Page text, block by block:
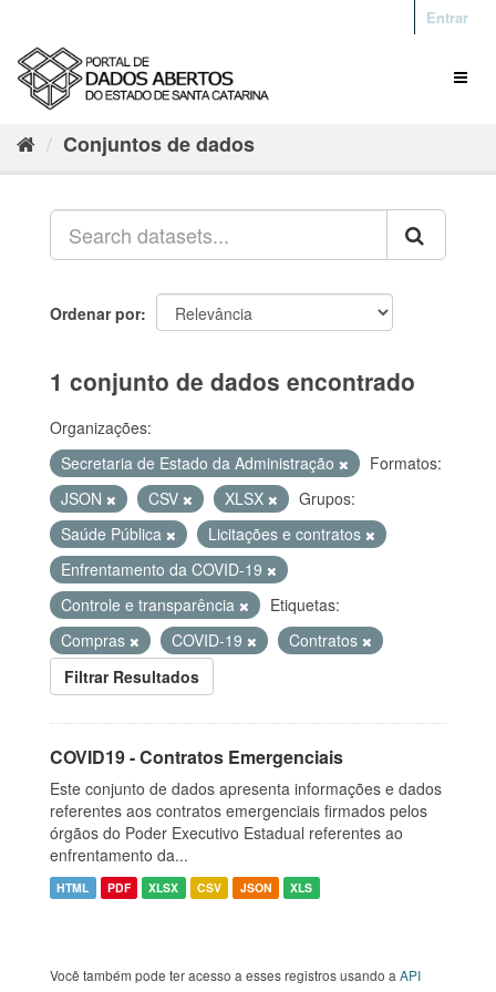
Entrar
Conjuntos de dados
Ordenar por
1 conjunto de dados encontrado
Organizações:
Secretaria de Estado da Administração
Formatos:
JSON
CSV XLSX
Grupos:
Saúde Pública
Licitações e contratos
Enfrentamento da COVID-19
Controle e transparência
Etiquetas:
Compras
COVID-19
Contratos
Filtrar Resultados
COVID19 - Contratos Emergenciais
Este conjunto de dados apresenta informações e dados
referentes aos contratos emergenciais firmados pelos
órgãos do Poder Executivo Estadual referentes ao
enfrentamento da...
HTML PDF XLSX CSV JSON XLS
Você também pode ter acesso a esses registros usando a API